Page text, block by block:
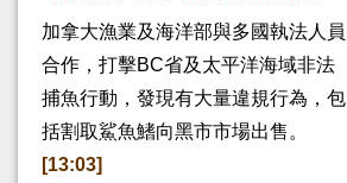
加拿大漁業及海洋部與多國執法人員
合作，打擊BC省及太平洋海域非法
捕魚行動，發現有大量違規行為，包
括割取鯊魚鰭向黑市市場出售。
[13:03]